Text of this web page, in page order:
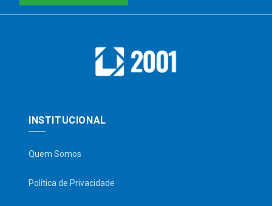
INSTITUCIONAL
Quem Somos
Política de Privacidade